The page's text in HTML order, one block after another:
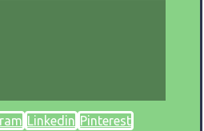
Linkedin Pinterest